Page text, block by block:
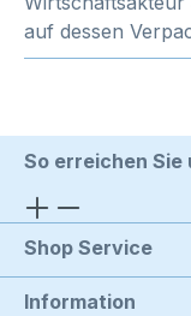
auf dessen
So erreichen Sie
Shop Service
Information